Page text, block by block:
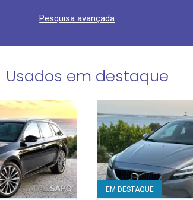
Pesquisa avançada
Usados em destaque
EM DESTAQUE